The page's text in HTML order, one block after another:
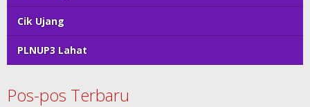
Cik Ujang
PLNUP3 Lahat
Pos-pos Terbaru